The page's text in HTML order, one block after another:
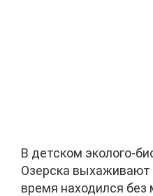
В детском эколого-
Озерска выхаживают
время находился